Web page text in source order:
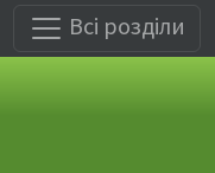
Всі розділи